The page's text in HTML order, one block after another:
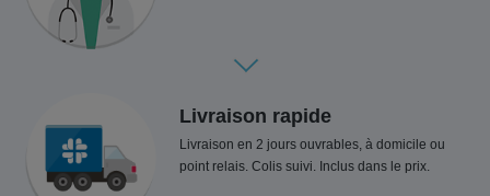
Livraison rapide
Livraison en 2 jours ouvrables, à domicile ou
point relais. Colis suivi. Inclus dans le prix.